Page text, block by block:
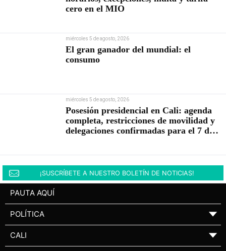
cero en el MIO
miércoles 5 de agosto, 2026
El gran ganador del mundial: el
consumo
miércoles 5 de agosto, 2026
Posesión presidencial en Cali: agenda
completa, restricciones de movilidad y
delegaciones confirmadas para el 7 de
¡SUSCRÍBETE A NUESTRO BOLETÍN DE NOTICIAS!
PAUTA AQUÍ
POLÍTICA ▼
CALI ▼